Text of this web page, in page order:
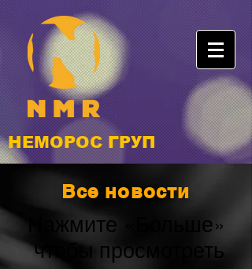
НЕМОРОС ГРУП
Все новости
Нажмите «Больше»
чтобы просмотреть